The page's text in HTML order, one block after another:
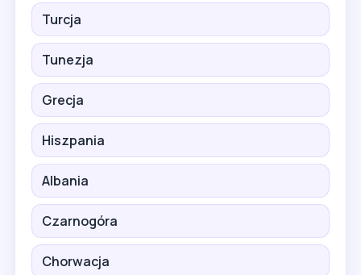
Turcja
Tunezja
Grecja
Hiszpania
Albania
Czarnogóra
Chorwacja